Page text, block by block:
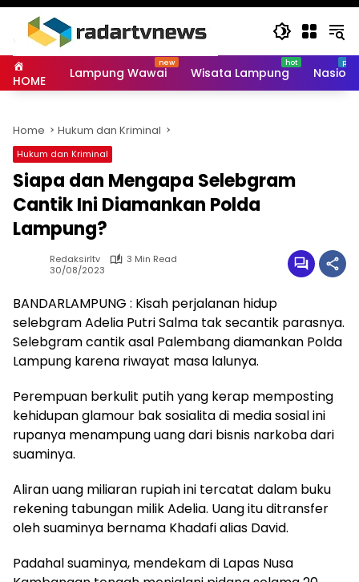
HOME Lampung Wawai Wisata Lampung
Home Hukum dan Kriminal
Hukum dan Kriminal
Siapa dan Mengapa Selebgram
Cantik Ini Diamankan Polda
Lampung?
Redaksirltv
3 Min Read
30/08/2023
BANDARLAMPUNG : Kisah perjalanan hidup
selebgram Adelia Putri Salma tak secantik parasnya.
Selebgram cantik asal Palembang diamankan Polda
Lampung karena riwayat masa lalunya.
Perempuan berkulit putih yang kerap memposting
kehidupan glamour bak sosialita di media sosial ini
rupanya menampung uang dari bisnis narkoba dari
suaminya.
Aliran uang miliaran rupiah ini tercatat dalam buku
rekening tabungan milik Adelia. Uang itu ditransfer
oleh suaminya bernama Khadafi alias David.
Padahal suaminya, mendekam di Lapas Nusa